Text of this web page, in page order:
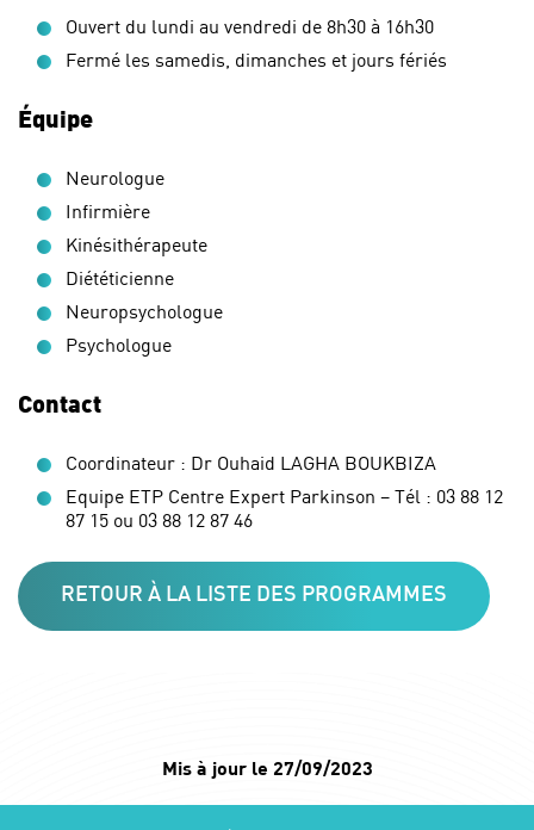
Ouvert du lundi au vendredi de 8h30 à 16h30
Fermé les samedis, dimanches et jours fériés
Équipe
Neurologue
Infirmière
Kinésithérapeute
Diététicienne
Neuropsychologue
Psychologue
Contact
Coordinateur : Dr Ouhaid LAGHA BOUKBIZA
Equipe ETP Centre Expert Parkinson – Tél : 03 88 12
87 15 ou 03 88 12 87 46
RETOUR À LA LISTE DES PROGRAMMES
Mis à jour le 27/09/2023